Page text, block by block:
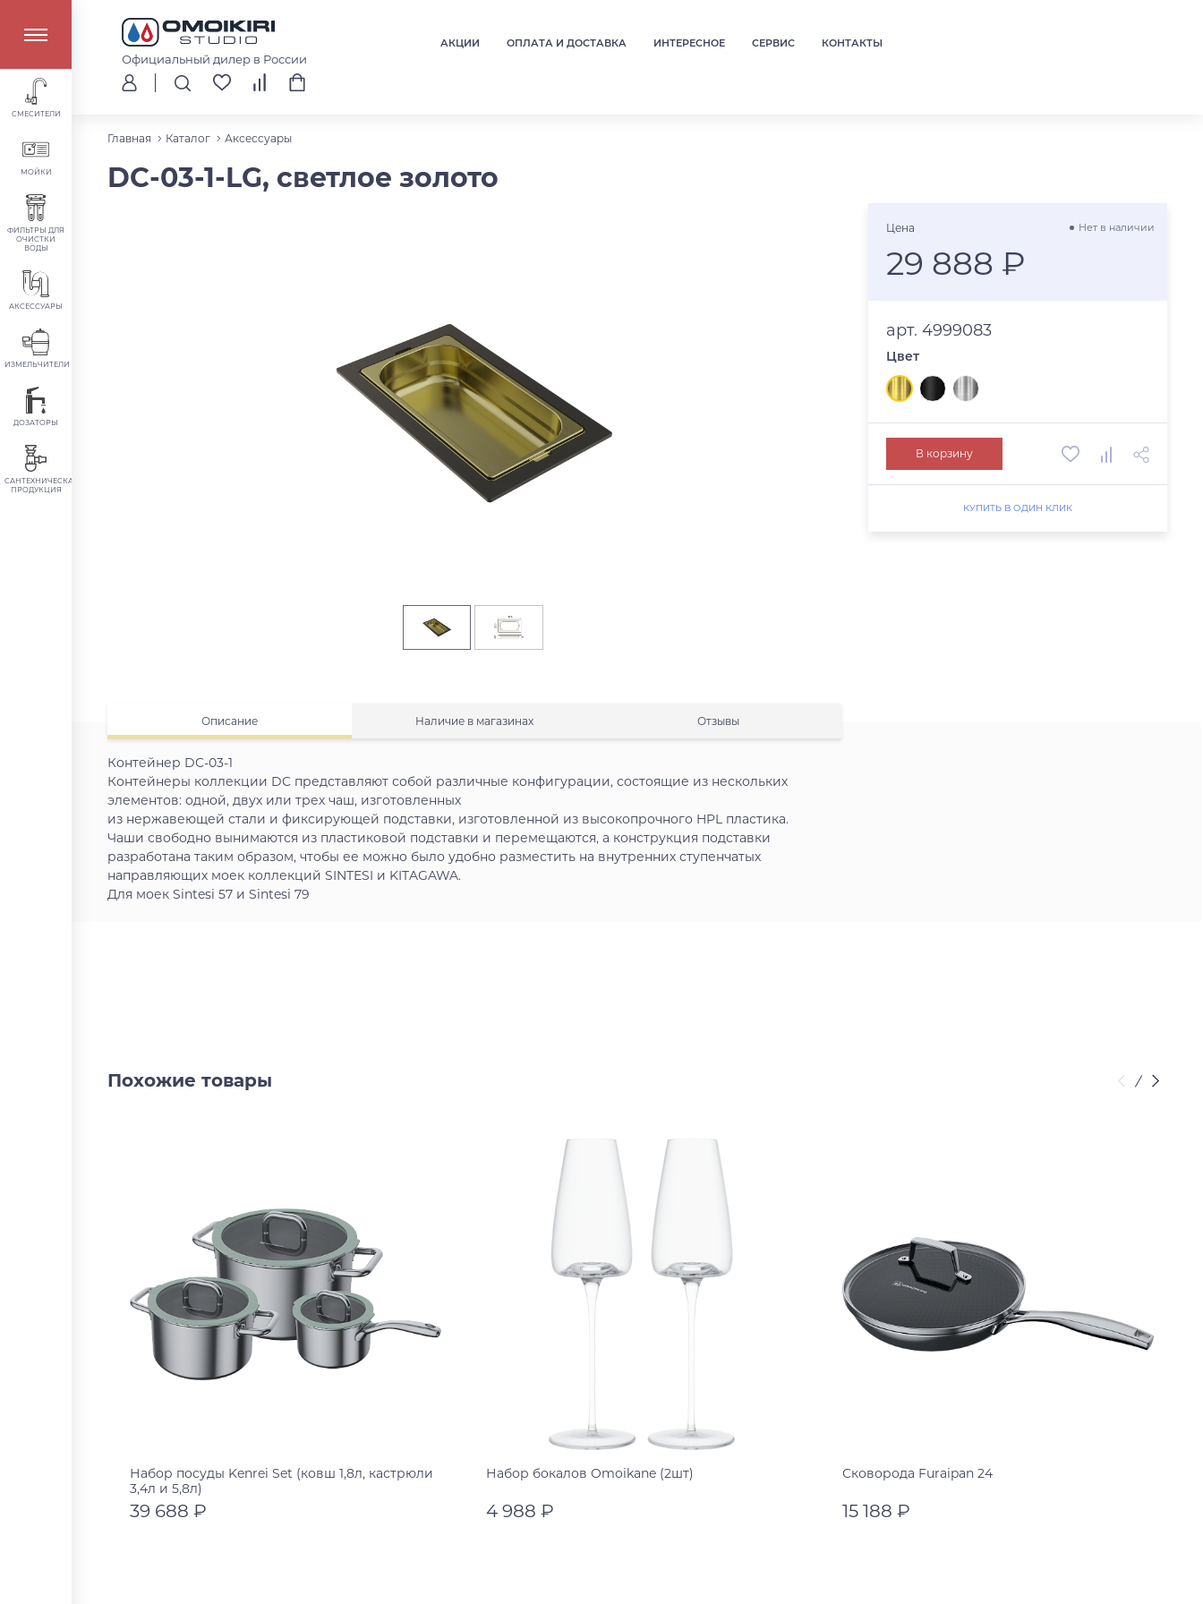
Официальный дилер в России
АКЦИИ ОПЛАТА И ДОСТАВКА ИНТЕРЕСНОЕ СЕРВИС КОНТАКТЫ
СМЕСИТЕЛИ
МОЙКИ
ФИЛЬТРЫ ДЛЯ
ОЧИСТКИ
ВОДЫ
АКСЕССУАРЫ
ИЗМЕЛЬЧИТЕЛИ
ДОЗАТОРЫ
САНТЕХНИЧЕСКАЯ
ПРОДУКЦИЯ
Главная Каталог Аксессуары
DC-03-1-LG, светлое золото
Описание Наличие в магазинах Отзывы
Контейнер DC-03-1
Контейнеры коллекции DC представляют собой различные конфигурации, состоящие из нескольких
элементов: одной, двух или трех чаш, изготовленных
из нержавеющей стали и фиксирующей подставки, изготовленной из высокопрочного HPL пластика.
Чаши свободно вынимаются из пластиковой подставки и перемещаются, а конструкция подставки
разработана таким образом, чтобы ее можно было удобно разместить на внутренних ступенчатых
направляющих моек коллекций SINTESI и KITAGAWA.
Для моек Sintesi 57 и Sintesi 79
Цена Нет в наличии
29 888 ₽
арт. 4999083
Цвет
В корзину
КУПИТЬ В ОДИН КЛИК
Похожие товары
Набор посуды Kenrei Set (ковш 1,8л, кастрюли
3,4л и 5,8л)
39 688 ₽
Набор бокалов Omoikane (2шт)
4 988 ₽
Сковорода Furaipan 24
15 188 ₽